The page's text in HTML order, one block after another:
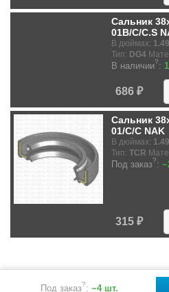
Под заказ?: ~4 шт.
Сальник
01B/C/C.S
В дюймах:
Тип: DG4
В наличии?:
686 ₽
Сальник
01/C/C NAK
В дюймах:
Тип: TCR
Под заказ?:
315 ₽